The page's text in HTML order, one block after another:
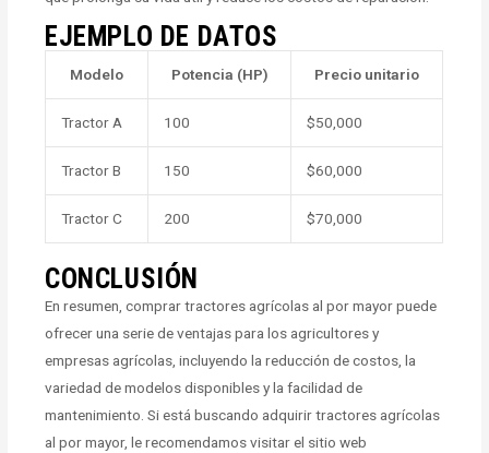
EJEMPLO DE DATOS
Modelo Potencia (HP) Precio unitario
Tractor A 100 $50,000
Tractor B 150 $60,000
Tractor C 200 $70,000
CONCLUSIÓN
En resumen, comprar tractores agrícolas al por mayor puede
ofrecer una serie de ventajas para los agricultores y
empresas agrícolas, incluyendo la reducción de costos, la
variedad de modelos disponibles y la facilidad de
mantenimiento. Si está buscando adquirir tractores agrícolas
al por mayor, le recomendamos visitar el sitio web